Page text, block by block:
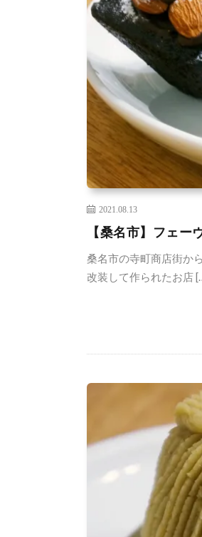
2021.08.13
【桑名市】フェー
桑名市の寺町商店街か
改装して作られたお店